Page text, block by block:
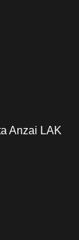
Anzai LAK